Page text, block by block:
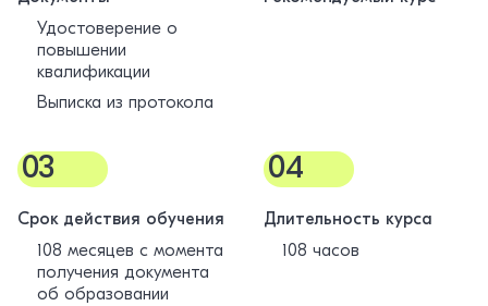
Удостоверение о
повышении
квалификации
Выписка из протокола
03
Срок действия обучения
108 месяцев с момента
получения документа
об образовании
04
Длительность курса
108 часов